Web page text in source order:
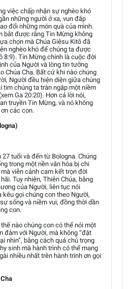
việc chấp nhận sự nghèo khó
những người ở xa, vun đắp
đổi những món quà của mình.
bắt được rằng Tin Mừng không
chọn mà Chúa Giêsu Kitô đã
nghèo khó để chúng ta được
8:9). Tin Mừng chính là cuộc đời
của Người và lòng tin tưởng
Chúa Cha. Bất cứ khi nào chúng
Người đều hiện diện giữa chúng
tim chúng ta tràn ngập một niềm
Ga 20:20). Hơn cả lời nói,
truyền Tin Mừng, và nó không
các con.
27 tuổi và đến từ Bologna. Chúng
trong một nền văn hóa bị chi
viễn cảnh cam kết trọn đời
Tuy nhiên, Thiên Chúa, bằng
của Người, liên tục nói
kêu gọi chúng con theo Người,
sống và niềm vui, đồng thời dần
con.
nào chúng con có thể nói một
đảm với Người, mà không “đặt
nhìn”, bằng cách quá chú trọng
sinh mà hành trình có thể mang
nhiều nhất trên hành trình ơn gọi